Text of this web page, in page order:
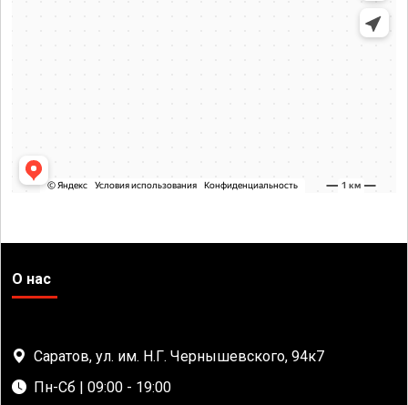
О нас
Саратов, ул. им. Н.Г. Чернышевского, 94к7
Пн-Сб | 09:00 - 19:00